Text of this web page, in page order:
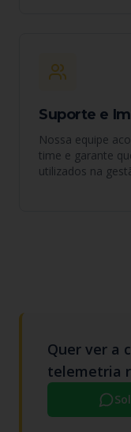
Suporte e
Nossa equipe
time e garante
utilizados na
Quer ver a
telemetria